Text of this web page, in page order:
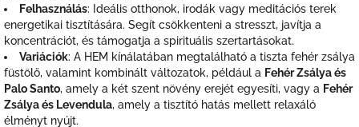
Felhasználás: Ideális otthonok, irodák vagy meditációs terek
energetikai tisztítására. Segít csökkenteni a stresszt, javítja a
koncentrációt, és támogatja a spirituális szertartásokat.
Variációk: A HEM kínálatában megtalálható a tiszta fehér zsálya
füstölő, valamint kombinált változatok, például a Fehér Zsálya és
Palo Santo, amely a két szent növény erejét egyesíti, vagy a Fehér
Zsálya és Levendula, amely a tisztító hatás mellett relaxáló
élményt nyújt.